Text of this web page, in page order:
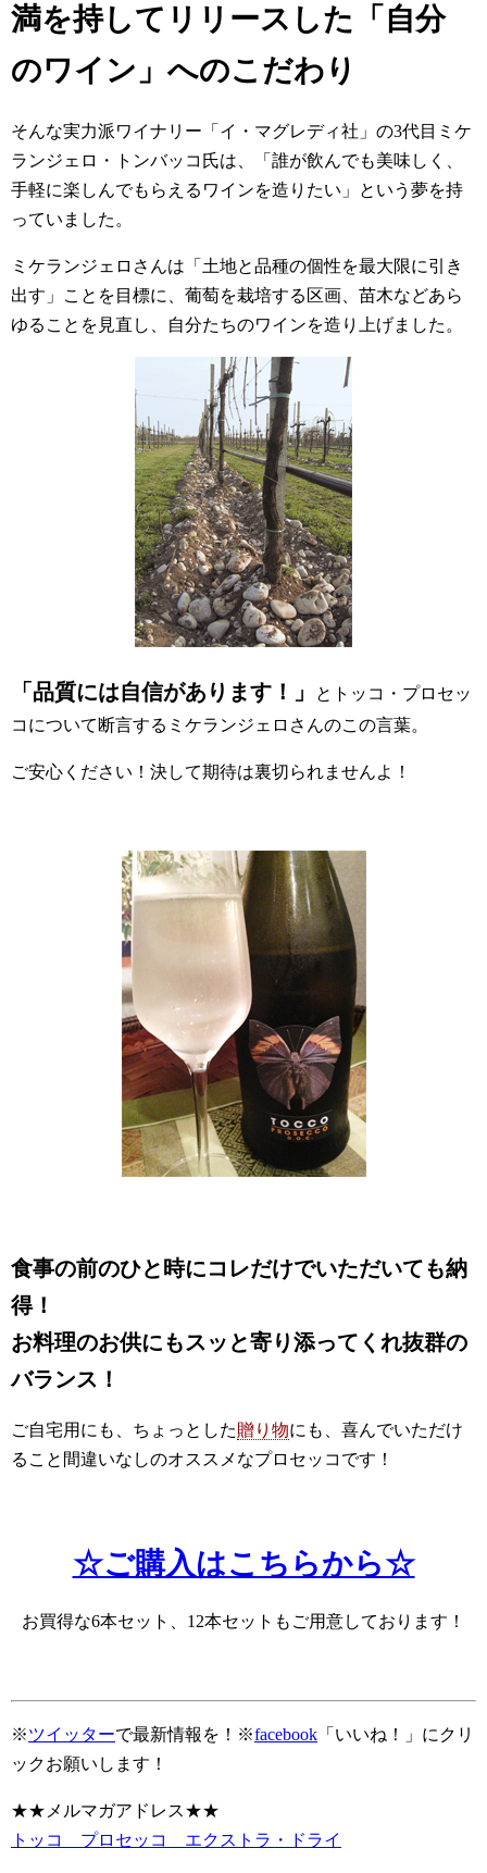
満を持してリリースした「自分
のワイン」へのこだわり
そんな実力派ワイナリー「イ・マグレディ社」の3代目ミケ
ランジェロ・トンバッコ氏は、「誰が飲んでも美味しく、
手軽に楽しんでもらえるワインを造りたい」という夢を持
っていました。
ミケランジェロさんは「土地と品種の個性を最大限に引き
出す」ことを目標に、葡萄を栽培する区画、苗木などあら
ゆることを見直し、自分たちのワインを造り上げました。
「品質には自信があります！」
とトッコ・プロセッ
コについて断言するミケランジェロさんのこの言葉。
ご安心ください！決して期待は裏切られませんよ！
食事の前のひと時にコレだけでいただいても納
得！
お料理のお供にもスッと寄り添ってくれ抜群の
バランス！
ご自宅用にも、ちょっとした贈り物にも、喜んでいただけ
ること間違いなしのオススメなプロセッコです！
☆ご購入はこちらから☆
お買得な6本セット、12本セットもご用意しております！
※ツイッターで最新情報を！※facebook 「いいね！」にクリ
ックお願いします！
★★メルマガアドレス★★
トッコ プロセッコ エクストラ・ドライ